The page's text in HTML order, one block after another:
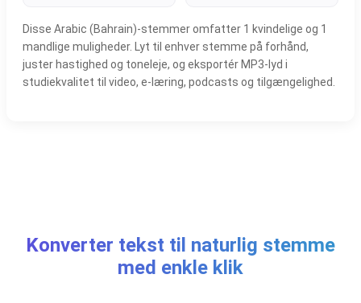
Disse Arabic (Bahrain)-stemmer omfatter 1 kvindelige og 1
mandlige muligheder. Lyt til enhver stemme på forhånd,
juster hastighed og toneleje, og eksportér MP3-lyd i
studiekvalitet til video, e-læring, podcasts og tilgængelighed.
Konverter tekst til naturlig stemme
med enkle klik